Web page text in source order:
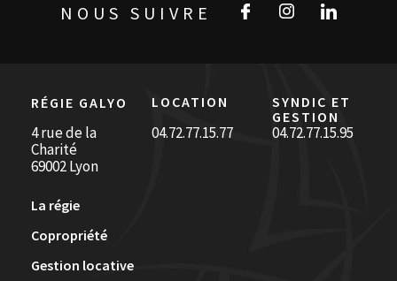
NOUS SUIVRE
RÉGIE GALYO LOCATION
SYNDIC ET
GESTION
4 rue de la
Charité
69002 Lyon
04.72.77.15.77 04.72.77.15.95
La régie
Copropriété
Gestion locative